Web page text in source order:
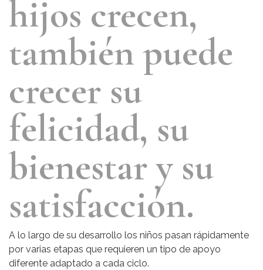
hijos crecen,
también puede
crecer su
felicidad, su
bienestar y su
satisfacción.
A lo largo de su desarrollo los niños pasan rápidamente
por varias etapas que requieren un tipo de apoyo
diferente adaptado a cada ciclo.